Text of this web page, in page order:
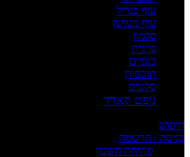
עוף בגריל
עוף מעושן
סלמון
פרגית
כנפיים
תוספות
סלטים
גיפט קארד
חיפוש
כניסה / הרשמה
פתיחת חשבון